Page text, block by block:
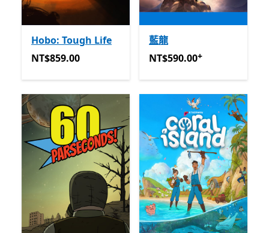
Hobo: Tough Life
NT$859.00
NT$859.00
藍龍
NT$590.00提供應用程式內
NT$590.00+